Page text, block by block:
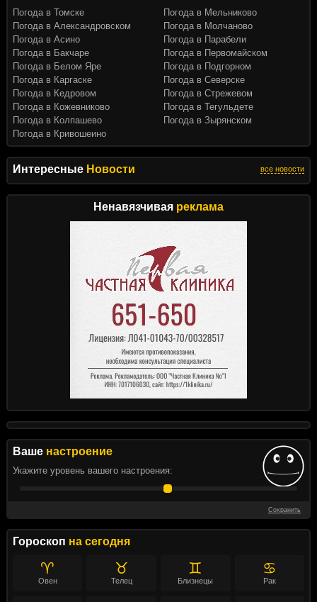
Интересные Новости все новости
Ненавязчивая реклама
Ваше настроение
Укажите уровень вашего настроения:
Сохранить
Гороскоп на сегодня
♈
Овен
♉
Телец
♊
Близнецы
♋
Рак
Погода в Томске
Погода в Александровском
Погода в Асино
Погода в Бакчаре
Погода в Белом Яре
Погода в Каргаске
Погода в Кедровом
Погода в Кожевниково
Погода в Колпашево
Погода в Кривошеино
Погода в Мельниково
Погода в Молчаново
Погода в Парабели
Погода в Первомайском
Погода в Подгорном
Погода в Северске
Погода в Стрежевом
Погода в Тегульдете
Погода в Зырянском